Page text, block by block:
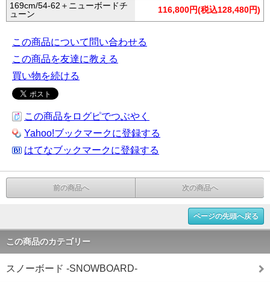
169cm/54-62＋ニューボードチ
ューン
116,800円(税込128,480円)
この商品について問い合わせる
この商品を友達に教える
買い物を続ける
この商品をログピでつぶやく
Yahoo!ブックマークに登録する
はてなブックマークに登録する
前の商品へ 次の商品へ
ページの先頭へ戻る
この商品のカテゴリー
スノーボード -SNOWBOARD-